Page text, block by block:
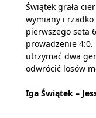
Świątek grała
wymiany i rzadko
pierwszego seta
prowadzenie 4:0.
utrzymać dwa
odwrócić losów
Iga Świątek –